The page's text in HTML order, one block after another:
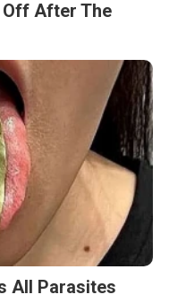
All Parasites